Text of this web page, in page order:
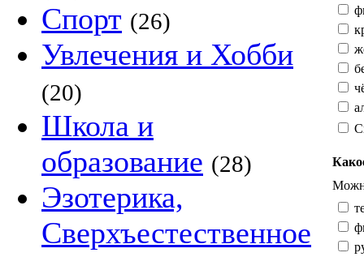
Спорт (26)
Увлечения и Хобби
(20)
Школа и
образование (28)
Эзотерика,
Сверхъестественное